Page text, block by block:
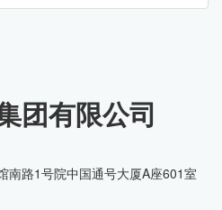
团有限公司
南路1号院中国通号大厦A座601室